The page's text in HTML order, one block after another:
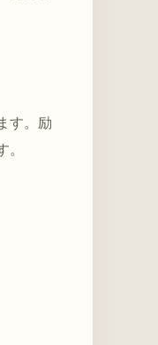
す。励
。